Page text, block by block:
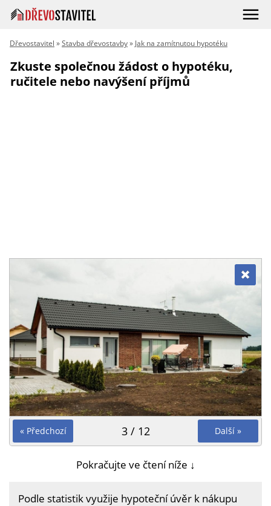
Dřevostavitel »Stavba dřevostavby» Jak na zamítnutou hypotéku
Zkuste společnou žádost o hypotéku,
ručitele nebo navýšení příjmů
« Předchozí Další »
3 / 12
Pokračujte ve čtení níže ↓
Podle statistik využije hypoteční úvěr k nákupu